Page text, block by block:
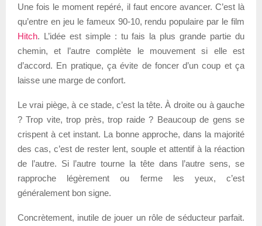
Une fois le moment repéré, il faut encore avancer. C’est là
qu’entre en jeu le fameux 90-10, rendu populaire par le film
Hitch. L’idée est simple : tu fais la plus grande partie du
chemin, et l’autre complète le mouvement si elle est
d’accord. En pratique, ça évite de foncer d’un coup et ça
laisse une marge de confort.
Le vrai piège, à ce stade, c’est la tête. À droite ou à gauche
? Trop vite, trop près, trop raide ? Beaucoup de gens se
crispent à cet instant. La bonne approche, dans la majorité
des cas, c’est de rester lent, souple et attentif à la réaction
de l’autre. Si l’autre tourne la tête dans l’autre sens, se
rapproche légèrement ou ferme les yeux, c’est
généralement bon signe.
Concrètement, inutile de jouer un rôle de séducteur parfait.